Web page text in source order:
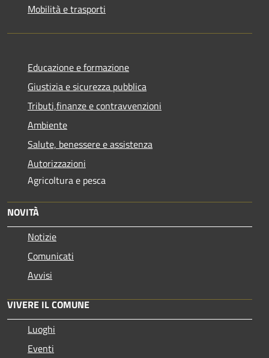
Mobilità e trasporti
Educazione e formazione
Giustizia e sicurezza pubblica
Tributi,finanze e contravvenzioni
Ambiente
Salute, benessere e assistenza
Autorizzazioni
Agricoltura e pesca
NOVITÀ
Notizie
Comunicati
Avvisi
VIVERE IL COMUNE
Luoghi
Eventi